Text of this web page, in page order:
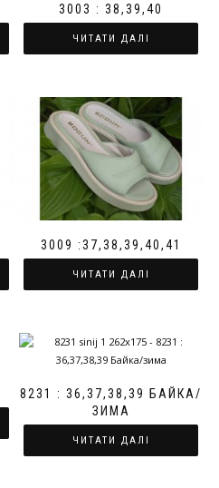
3003 : 38,39,40
ЧИТАТИ ДАЛІ
3009 :37,38,39,40,41
ЧИТАТИ ДАЛІ
8231 : 36,37,38,39 БАЙКА/
ЗИМА
ЧИТАТИ ДАЛІ